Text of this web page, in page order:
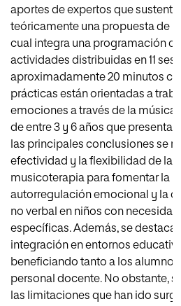
aportes de expertos que
teóricamente una propuesta de
cual integra una programación de
actividades distribuidas en 11
aproximadamente 20 minutos
prácticas están orientadas a
emociones a través de la música
de entre 3 y 6 años que presentan
las principales conclusiones se
efectividad y la flexibilidad de la
musicoterapia para fomentar la
autorregulación emocional y la
no verbal en niños con
específicas. Además, se destaca
integración en entornos
beneficiando tanto a los
personal docente. No obstante,
las limitaciones que han ido